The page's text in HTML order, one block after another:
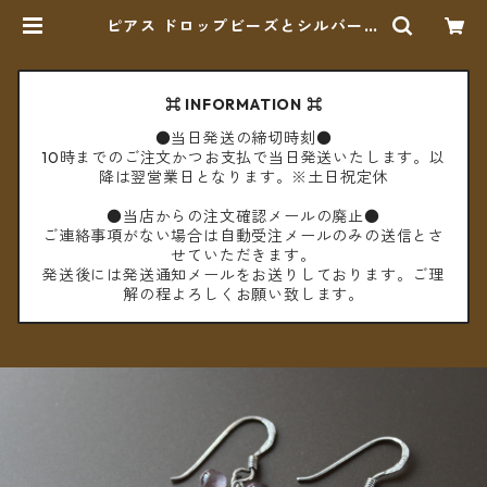
ピアス ドロップビーズとシルバーチ
⌘ INFORMATION ⌘
●当日発送の締切時刻●
10時までのご注文かつお支払で当日発送いたします。以
降は翌営業日となります。※土日祝定休
●当店からの注文確認メールの廃止●
ご連絡事項がない場合は自動受注メールのみの送信とさ
せていただきます。
発送後には発送通知メールをお送りしております。ご理
解の程よろしくお願い致します。